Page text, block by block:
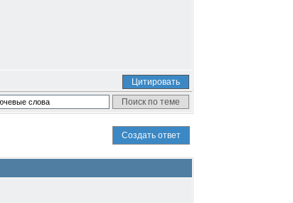
Цитировать
Создать ответ